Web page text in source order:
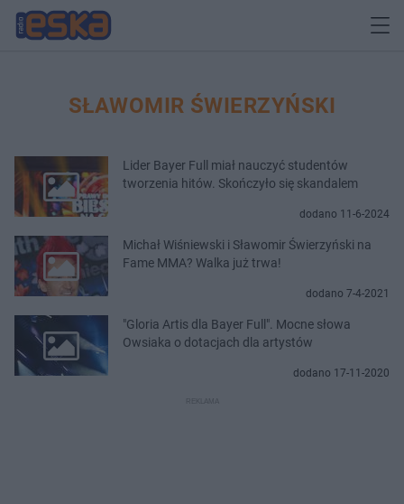
SŁAWOMIR ŚWIERZYŃSKI
Lider Bayer Full miał nauczyć studentów
tworzenia hitów. Skończyło się skandalem
dodano 11-6-2024
Michał Wiśniewski i Sławomir Świerzyński na
Fame MMA? Walka już trwa!
dodano 7-4-2021
"Gloria Artis dla Bayer Full". Mocne słowa
Owsiaka o dotacjach dla artystów
dodano 17-11-2020